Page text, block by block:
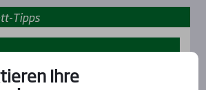
Tipps
Ihre